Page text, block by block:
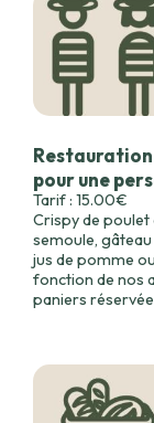
pour une
Tarif : 15.00€
Crispy de
semoule,
jus de pomme
fonction de nos
paniers